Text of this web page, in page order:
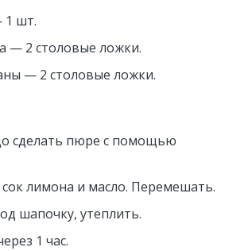
1 шт.
— 2 столовые ложки.
— 2 столовые ложки.
сделать пюре с помощью
лимона и масло. Перемешать.
шапочку, утеплить.
1 час.